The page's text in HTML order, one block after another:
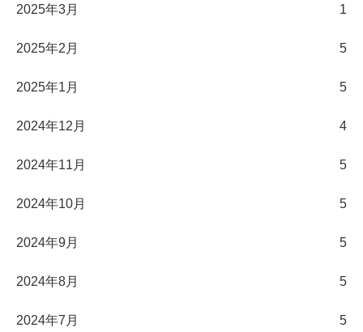
2025年3月 1
2025年2月 5
2025年1月 5
2024年12月 4
2024年11月 5
2024年10月 5
2024年9月 5
2024年8月 5
2024年7月 5